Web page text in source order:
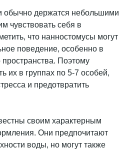
обычно держатся небольшими
чувствовать себя в
что нанностомусы могут
поведение, особенно в
пространства. Поэтому
их в группах по 5-7 особей,
и предотвратить
своим характерным
Они предпочитают
воды, но могут также